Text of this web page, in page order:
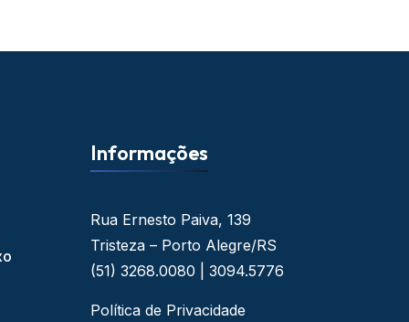
Informações
Rua Ernesto Paiva, 139
Tristeza – Porto Alegre/RS
(51) 3268.0080 | 3094.5776
Política de Privacidade